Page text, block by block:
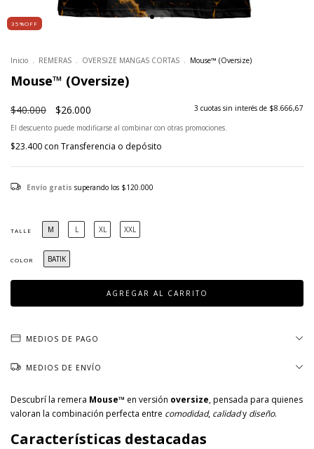
35%OFF
Inicio . REMERAS . OVERSIZE MANGAS CORTAS . Mouse™ (Oversize)
Mouse™ (Oversize)
$40.000 $26.000 3 cuotas sin interés de $8.666,67
El descuento puede modificarse al combinar con otras promociones.
$23.400 con Transferencia o depósito
Envío gratis superando los $120.000
TALLE M L XL XXL
COLOR BATIK
MEDIOS DE PAGO
MEDIOS DE ENVÍO
Descubrí la remera Mouse™ en versión oversize, pensada para quienes
valoran la combinación perfecta entre comodidad, calidady diseño.
Características destacadas